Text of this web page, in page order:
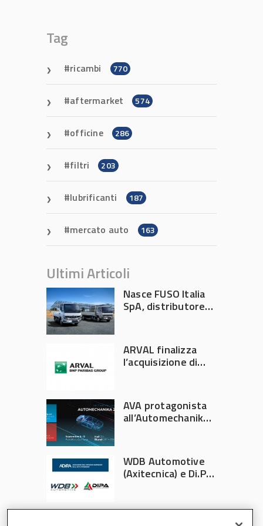
Tag
ricambi 770
aftermarket 574
officine 286
filtri 203
lubrificanti 187
mercato auto 163
Ultimi Articoli
Nasce FUSO Italia
SpA, distributore
ARVAL finalizza
l’acquisizione di
AVA protagonista
all’Automechanika
WDB Automotive
(Axitecnica) e Di.Pa.